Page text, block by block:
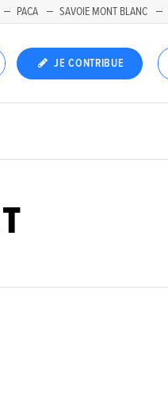
PACA SAVOIE MONT BLANC
JE CONTRIBUE